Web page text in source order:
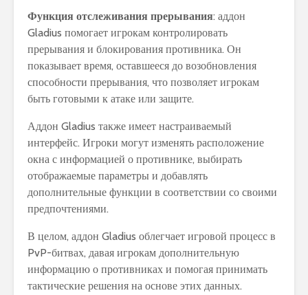
Функция отслеживания прерывания: аддон
Gladius помогает игрокам контролировать
прерывания и блокирования противника. Он
показывает время, оставшееся до возобновления
способности прерывания, что позволяет игрокам
быть готовыми к атаке или защите.
Аддон Gladius также имеет настраиваемый
интерфейс. Игроки могут изменять расположение
окна с информацией о противнике, выбирать
отображаемые параметры и добавлять
дополнительные функции в соответствии со своими
предпочтениями.
В целом, аддон Gladius облегчает игровой процесс в
PvP-битвах, давая игрокам дополнительную
информацию о противниках и помогая принимать
тактические решения на основе этих данных.